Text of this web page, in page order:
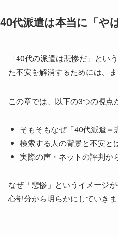
40代派遣は本当に「や
「40代の派遣は悲惨だ」とい
た不安を解消するためには、
この章では、以下の3つの視点
そもそもなぜ「40代派遣＝
検索する人の背景と不安と
実際の声・ネットの評判か
なぜ「悲惨」というイメージ
心部分から明らかにしていきま